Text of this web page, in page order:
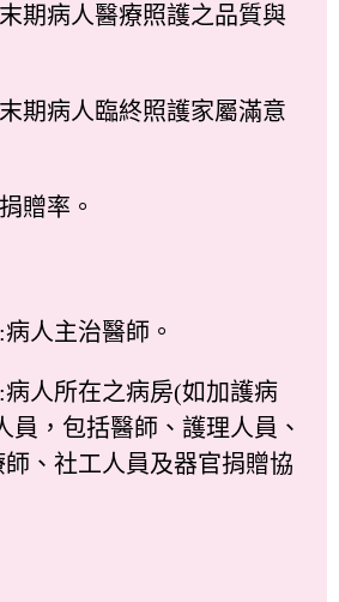
期病人醫療照護之品質與
期病人臨終照護家屬滿意
贈率。
人主治醫師。
人所在之病房(如加護病
員，包括醫師、護理人員、
師、社工人員及器官捐贈協